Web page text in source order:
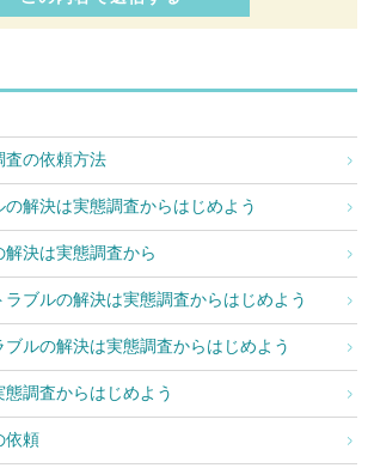
査の依頼方法
解決は実態調査からはじめよう
決は実態調査から
ブルの解決は実態調査からはじめよう
ルの解決は実態調査からはじめよう
調査からはじめよう
依頼